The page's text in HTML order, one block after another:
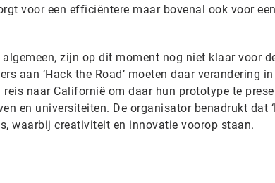
voor een efficiëntere maar bovenal ook voor een
zijn op dit moment nog niet klaar voor
aan ‘Hack the Road’ moeten daar verandering in
naar Californië om daar hun prototype te
en universiteiten. De organisator benadrukt dat
waarbij creativiteit en innovatie voorop staan.